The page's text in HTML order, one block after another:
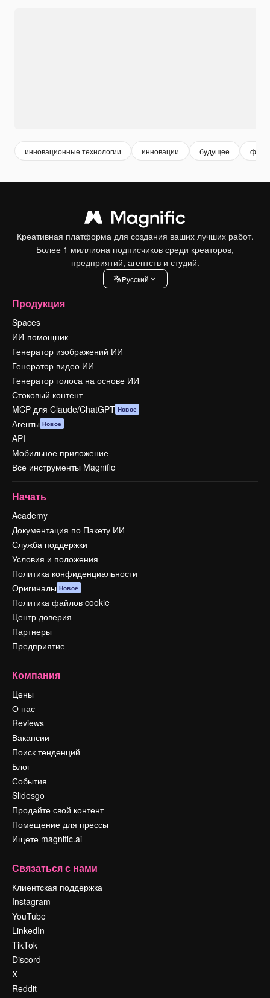
инновационные технологии инновации будущее
Креативная платформа для создания ваших лучших работ.
Более 1 миллиона подписчиков среди креаторов,
предприятий, агентств и студий.
Pусский
Продукция
Spaces
ИИ-помощник
Генератор изображений ИИ
Генератор видео ИИ
Генератор голоса на основе ИИ
Стоковый контент
MCP для Claude/ChatGPT Новое
Агенты Новое
API
Мобильное приложение
Все инструменты Magnific
Начать
Academy
Документация по Пакету ИИ
Служба поддержки
Условия и положения
Политика конфиденциальности
Оригиналы Новое
Политика файлов cookie
Центр доверия
Партнеры
Предприятие
Компания
Цены
О нас
Reviews
Вакансии
Поиск тенденций
Блог
События
Slidesgo
Продайте свой контент
Помещение для прессы
Ищете magnific.ai
Связаться с нами
Клиентская поддержка
Instagram
YouTube
LinkedIn
TikTok
Discord
X
Reddit